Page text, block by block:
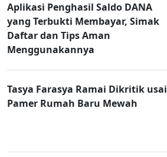
Aplikasi Penghasil Saldo DANA
yang Terbukti Membayar, Simak
Daftar dan Tips Aman
Menggunakannya
Tasya Farasya Ramai Dikritik usai
Pamer Rumah Baru Mewah